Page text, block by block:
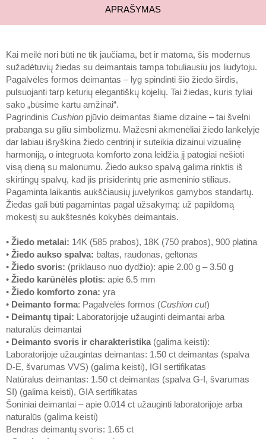
APRAŠYMAS
Kai meilė nori būti ne tik jaučiama, bet ir matoma, šis modernus
sužadėtuvių žiedas su deimantais tampa tobuliausiu jos liudytoju.
Pagalvėlės formos deimantas – lyg spindinti šio žiedo širdis,
pulsuojanti tarp keturių elegantiškų kojelių. Tai žiedas, kuris tyliai
sako „būsime kartu amžinai“.
Pagrindinis Cushion pjūvio deimantas šiame dizaine – tai švelni
prabanga su giliu simbolizmu. Mažesni akmenėliai žiedo lankelyje
dar labiau išryškina žiedo centrinį ir suteikia dizainui vizualinę
harmoniją, o integruota komforto zona leidžia jį patogiai nešioti
visą dieną su malonumu. Žiedo aukso spalvą galima rinktis iš
skirtingų spalvų, kad jis prisiderintų prie asmeninio stiliaus.
Pagaminta laikantis aukščiausių juvelyrikos gamybos standartų.
Žiedas gali būti pagamintas pagal užsakymą: už papildomą
mokestį su aukštesnės kokybės deimantais.
• Žiedo metalai: 14K (585 prabos), 18K (750 prabos), 900 platina
• Žiedo aukso spalva: baltas, raudonas, geltonas
• Žiedo svoris: (priklauso nuo dydžio): apie 2.00 g – 3.50 g
• Žiedo karūnėlės plotis: apie 6.5 mm
• Žiedo komforto zona: yra
• Deimanto forma: Pagalvėlės formos (Cushion cut)
• Deimantų tipai: Laboratorijoje užauginti deimantai arba
naturalūs deimantai
• Deimanto svoris ir charakteristika (galima keisti):
Laboratorijoje užaugintas deimantas: 1.50 ct deimantas (spalva
D-E, švarumas VVS) (galima keisti), IGI sertifikatas
Natūralus deimantas: 1.50 ct deimantas (spalva G-I, švarumas
SI) (galima keisti), GIA sertifikatas
Šoniniai deimantai – apie 0.014 ct užauginti laboratorijoje arba
naturalūs (galima keisti)
Bendras deimantų svoris: 1.65 ct